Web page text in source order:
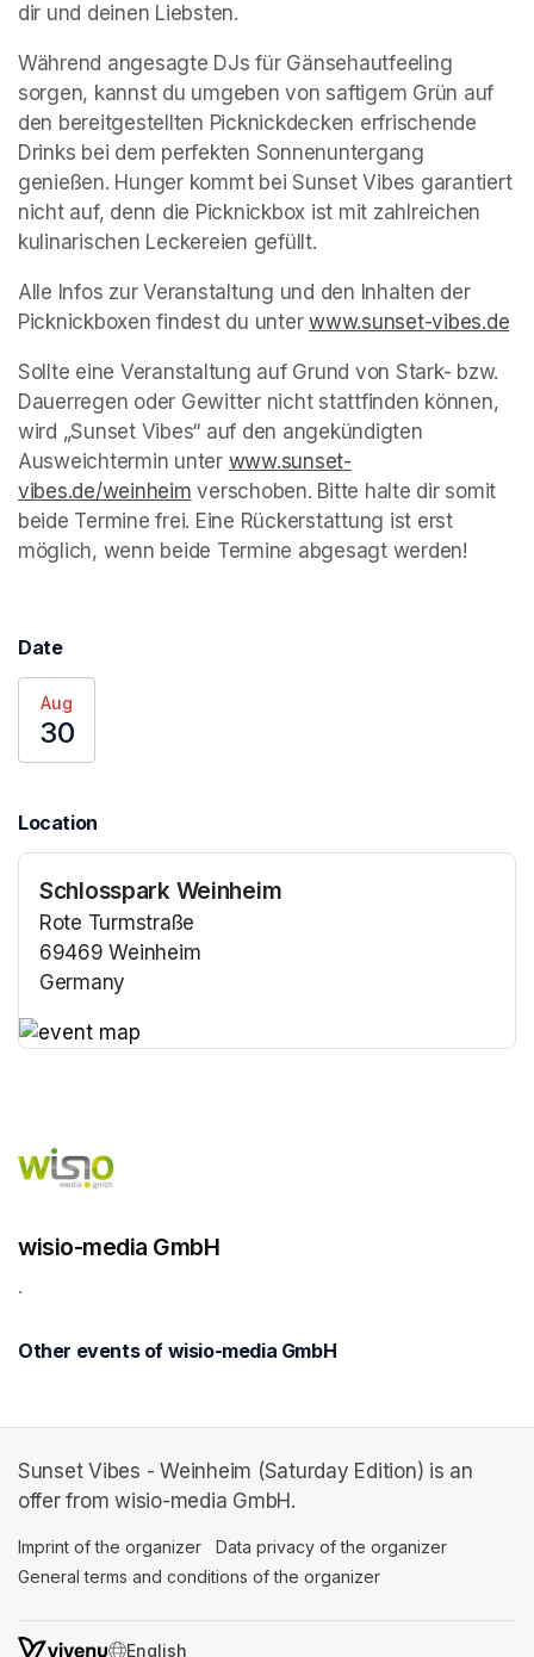
dir und deinen Liebsten.
Während angesagte DJs für Gänsehautfeeling
sorgen, kannst du umgeben von saftigem Grün auf
den bereitgestellten Picknickdecken erfrischende
Drinks bei dem perfekten Sonnenuntergang
genießen. Hunger kommt bei Sunset Vibes garantiert
nicht auf, denn die Picknickbox ist mit zahlreichen
kulinarischen Leckereien gefüllt.
Alle Infos zur Veranstaltung und den Inhalten der
Picknickboxen findest du unter www.sunset-vibes.de
Sollte eine Veranstaltung auf Grund von Stark- bzw.
Dauerregen oder Gewitter nicht stattfinden können,
wird „Sunset Vibes“ auf den angekündigten
Ausweichtermin unter www.sunset-
vibes.de/weinheim (opens in a new tab)
verschoben. Bitte halte dir somit
beide Termine frei. Eine Rückerstattung ist erst
möglich, wenn beide Termine abgesagt werden!
Date
Aug
30
Location
Schlosspark Weinheim
Rote Turmstraße
69469 Weinheim
Germany
wisio-media GmbH
.
Other events of wisio-media GmbH
Sunset Vibes - Weinheim (Saturday Edition) is an
offer from wisio-media GmbH.
Imprint of the organizer (opens in a new tab)
Data privacy of the organizer
General terms and conditions of the organizer